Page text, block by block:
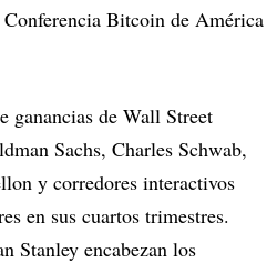
Bitcoin de América
ganancias de Wall Street
Sachs, Charles Schwab,
y corredores interactivos
en sus cuartos trimestres.
Stanley encabezan los